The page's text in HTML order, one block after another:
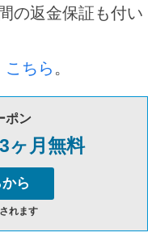
の返金保証も付い
こちら 。
ポン
ヶ月無料
ら
れます